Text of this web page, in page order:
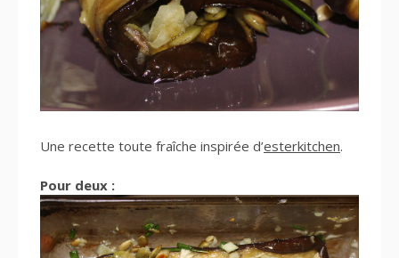
Une recette toute fraîche inspirée d’esterkitchen.
Pour deux :